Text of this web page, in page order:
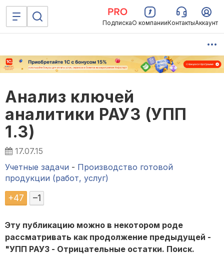
ПодпискаО компанииКонтактыАккаунт
Анализ ключей
аналитики РАУЗ (УПП
1.3)
17.07.15
Учетные задачи - Производство готовой
продукции (работ, услуг)
+47 –1
Эту публикацию можно в некотором роде
рассматривать как продолжение предыдущей -
"УПП РАУЗ - Отрицательные остатки. Поиск.